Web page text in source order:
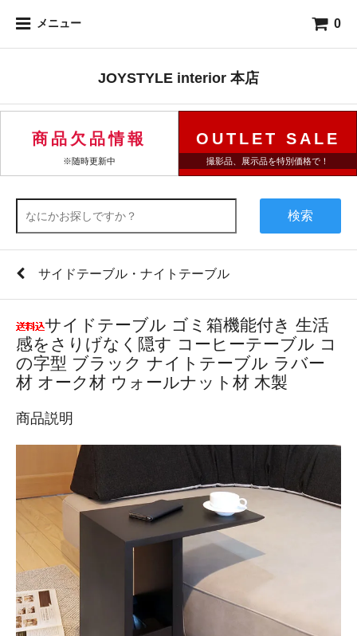
メニュー 0
JOYSTYLE interior 本店
商品欠品情報
※随時更新中
OUTLET SALE
撮影品、展示品を特別価格で！
検索
サイドテーブル・ナイトテーブル
サイドテーブル ゴミ箱機能付き 生活
感をさりげなく隠す コーヒーテーブル コ
の字型 ブラック ナイトテーブル ラバー
材 オーク材 ウォールナット材 木製
商品説明